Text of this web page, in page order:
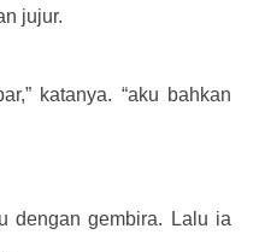
jujur.
katanya. “aku bahkan
dengan gembira. Lalu ia